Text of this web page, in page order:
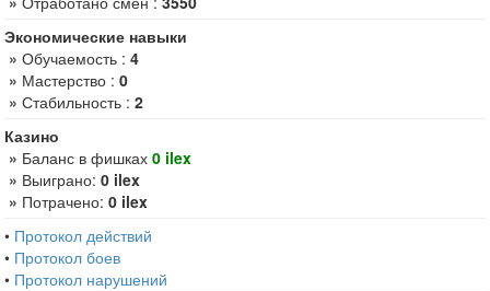
Экономические навыки
» Обучаемость : 4
» Мастерство : 0
» Стабильность : 2
Казино
» Баланс в фишках 0 ilex
» Выиграно: 0 ilex
» Потрачено: 0 ilex
• Протокол действий
• Протокол боев
• Протокол нарушений